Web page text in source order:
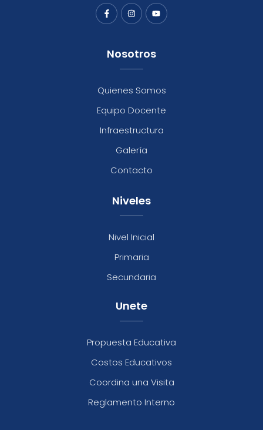
c
e
b
-
s
t
a
m
u
t
u
Nosotros
Quienes Somos
Equipo Docente
Infraestructura
Galería
Contacto
Niveles
Nivel Inicial
Primaria
Secundaria
Unete
Propuesta Educativa
Costos Educativos
Coordina una Visita
Reglamento Interno